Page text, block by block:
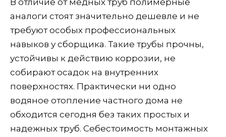
В отличие от медных труб полимерные
аналоги стоят значительно дешевле и не
требуют особых профессиональных
навыков у сборщика. Такие трубы прочны,
устойчивы к действию коррозии, не
собирают осадок на внутренних
поверхностях. Практически ни одно
водяное отопление частного дома не
обходится сегодня без таких простых и
надежных труб. Себестоимость монтажных